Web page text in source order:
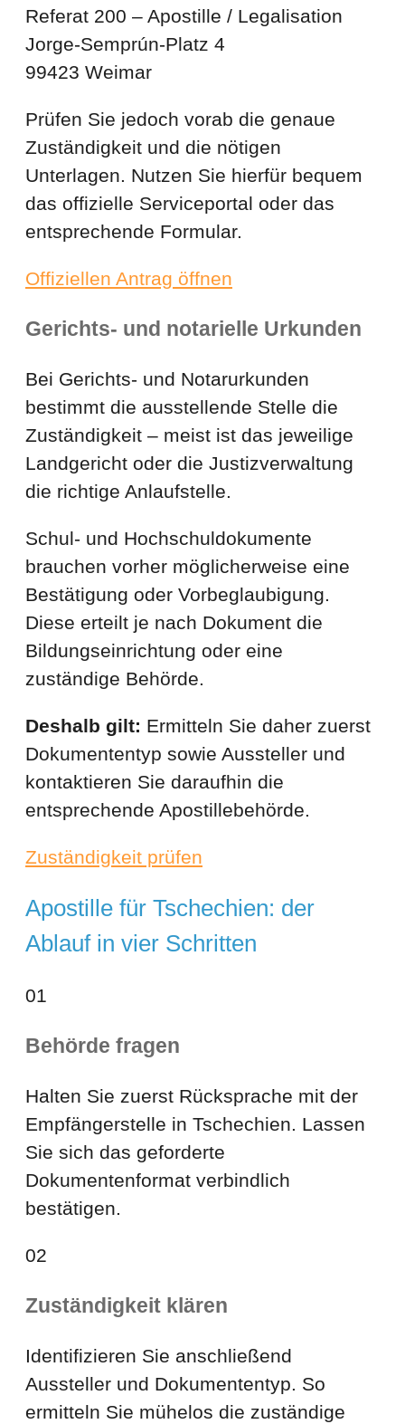
Referat 200 – Apostille / Legalisation
Jorge-Semprún-Platz 4
99423 Weimar
Prüfen Sie jedoch vorab die genaue
Zuständigkeit und die nötigen
Unterlagen. Nutzen Sie hierfür bequem
das offizielle Serviceportal oder das
entsprechende Formular.
Offiziellen Antrag öffnen
Gerichts- und notarielle Urkunden
Bei Gerichts- und Notarurkunden
bestimmt die ausstellende Stelle die
Zuständigkeit – meist ist das jeweilige
Landgericht oder die Justizverwaltung
die richtige Anlaufstelle.
Schul- und Hochschuldokumente
brauchen vorher möglicherweise eine
Bestätigung oder Vorbeglaubigung.
Diese erteilt je nach Dokument die
Bildungseinrichtung oder eine
zuständige Behörde.
Deshalb gilt: Ermitteln Sie daher zuerst
Dokumententyp sowie Aussteller und
kontaktieren Sie daraufhin die
entsprechende Apostillebehörde.
Zuständigkeit prüfen
Apostille für Tschechien: der
Ablauf in vier Schritten
01
Behörde fragen
Halten Sie zuerst Rücksprache mit der
Empfängerstelle in Tschechien. Lassen
Sie sich das geforderte
Dokumentenformat verbindlich
bestätigen.
02
Zuständigkeit klären
Identifizieren Sie anschließend
Aussteller und Dokumententyp. So
ermitteln Sie mühelos die zuständige